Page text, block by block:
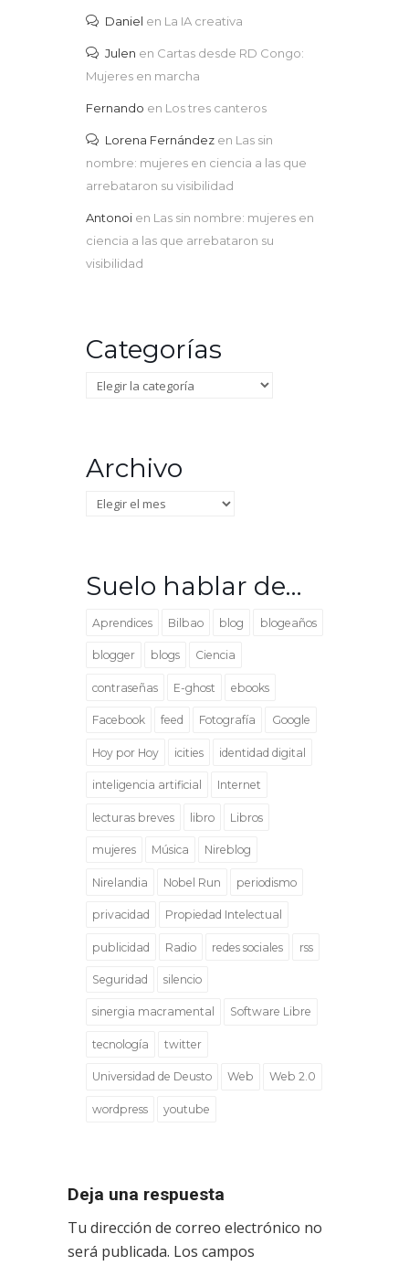
Daniel en La IA creativa
Julen en Cartas desde RD Congo:
Mujeres en marcha
Fernando en Los tres canteros
Lorena Fernández en Las sin
nombre: mujeres en ciencia a las que
arrebataron su visibilidad
Antonoi en Las sin nombre: mujeres en
ciencia a las que arrebataron su
visibilidad
Categorías
Categorías
Archivo
Archivo
Suelo hablar de…
Aprendices Bilbao blog blogeaños
blogger blogs Ciencia
contraseñas E-ghost ebooks
Facebook feed Fotografía Google
Hoy por Hoy icities identidad digital
inteligencia artificial Internet
lecturas breves libro Libros
mujeres Música Nireblog
Nirelandia Nobel Run periodismo
privacidad Propiedad Intelectual
publicidad Radio redes sociales rss
Seguridad silencio
sinergia macramental Software Libre
tecnología twitter
Universidad de Deusto Web Web 2.0
wordpress youtube
Deja una respuesta
Tu dirección de correo electrónico no
será publicada. Los campos